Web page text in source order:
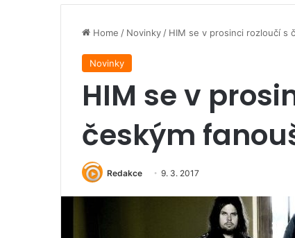
Home / Novinky / HIM se v prosinci rozloučí s
Novinky
HIM se v
českým
Redakce 9. 3. 2017